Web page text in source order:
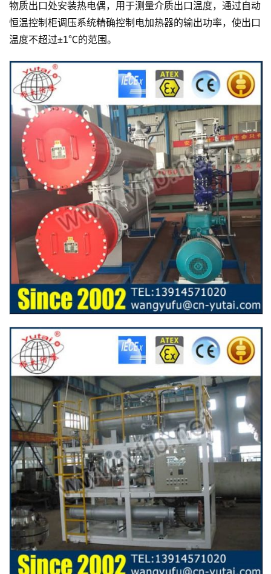
物质出口处安装热电偶，用于测量介质出口温度，通过自动
恒温控制柜调压系统精确控制电加热器的输出功率，使出口
温度不超过±1℃的范围。